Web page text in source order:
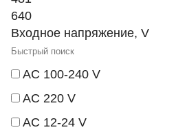
640
Входное напряжение, V
AC 100-240 V
AC 220 V
AC 12-24 V